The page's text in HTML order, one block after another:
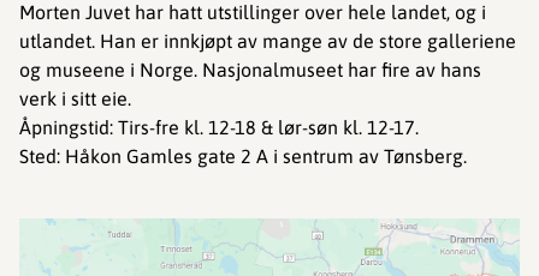
Morten Juvet har hatt utstillinger over hele landet, og i
utlandet. Han er innkjøpt av mange av de store galleriene
og museene i Norge. Nasjonalmuseet har fire av hans
verk i sitt eie.
Åpningstid: Tirs-fre kl. 12-18 & lør-søn kl. 12-17.
Sted: Håkon Gamles gate 2 A i sentrum av Tønsberg.